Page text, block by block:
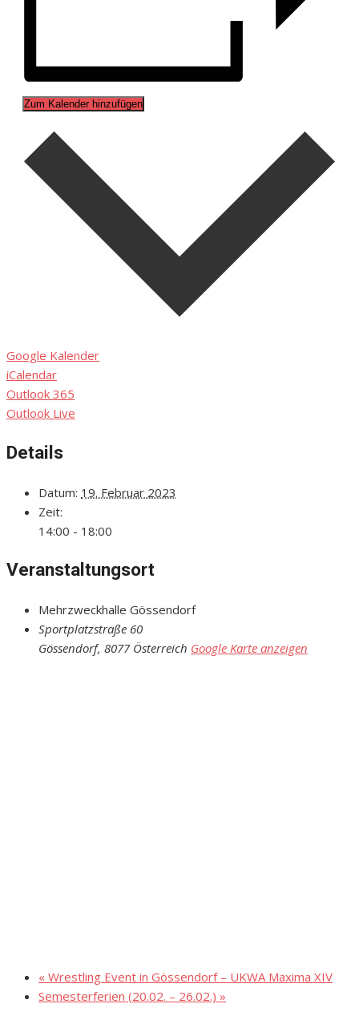
Zum Kalender hinzufügen
Google Kalender
iCalendar
Outlook 365
Outlook Live
Details
Datum: 19. Februar 2023
Zeit:
14:00 - 18:00
Veranstaltungsort
Mehrzweckhalle Gössendorf
Sportplatzstraße 60
Gössendorf, 8077 Österreich Google Karte anzeigen
« Wrestling Event in Gössendorf – UKWA Maxima XIV
Semesterferien (20.02. – 26.02.) »